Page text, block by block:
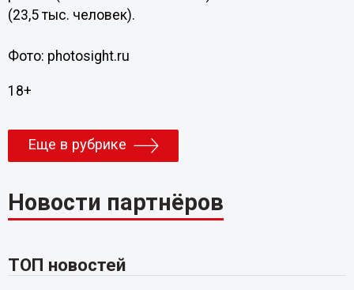
(23,5 тыс. человек).
Фото: photosight.ru
18+
Еще в рубрике
Новости партнёров
ТОП новостей